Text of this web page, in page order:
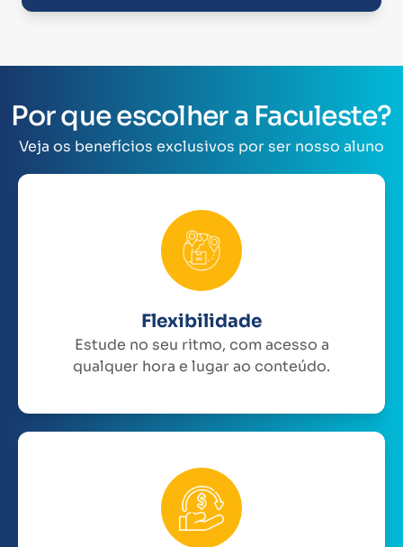
Por que escolher a Faculeste?
Veja os benefícios exclusivos por ser nosso aluno
Flexibilidade
Estude no seu ritmo, com acesso a
qualquer hora e lugar ao conteúdo.